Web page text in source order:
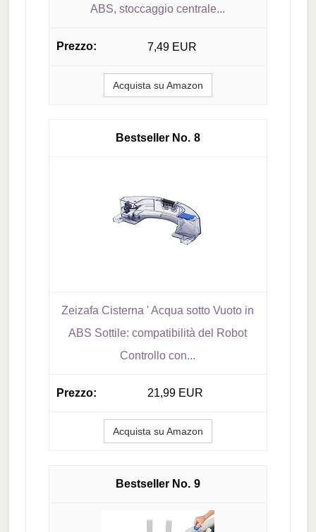
ABS, stoccaggio centrale...
7,49 EUR
Acquista su Amazon
8
Zeizafa Cisterna ' Acqua sotto Vuoto in
ABS Sottile: compatibilità del Robot
Controllo con...
21,99 EUR
Acquista su Amazon
9